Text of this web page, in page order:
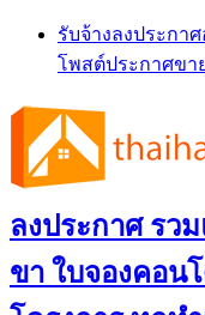
Skip
content
รับจ้างลงประกา
โพสต์ประกาศขา
ลงประกาศ รว
ขา ใบจองคอน